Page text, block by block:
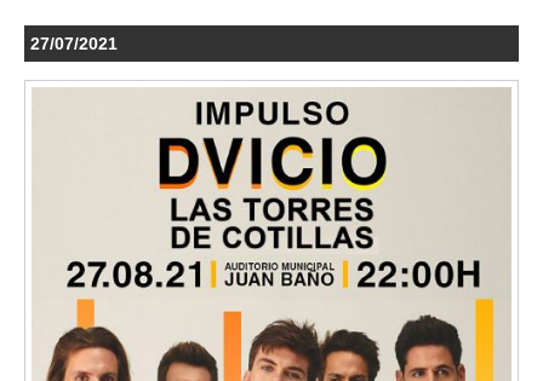
27/07/2021